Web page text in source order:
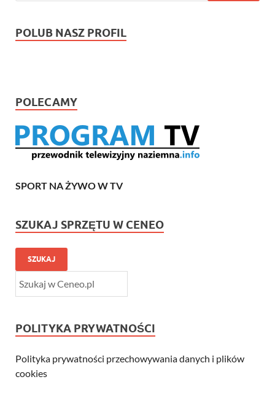
POLUB NASZ PROFIL
POLECAMY
SPORT NA ŻYWO W TV
SZUKAJ SPRZĘTU W CENEO
SZUKAJ
POLITYKA PRYWATNOŚCI
Polityka prywatności przechowywania danych i plików
cookies